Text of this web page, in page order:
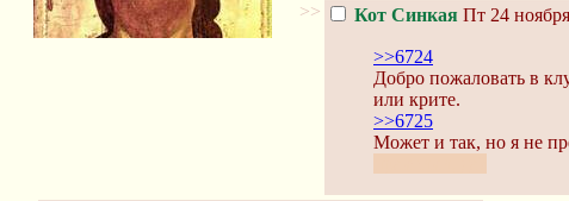
>> Кот Синкая Пт 24
>>6724
Добро пожаловать в
или крите.
>>6725
Может и так, но я не